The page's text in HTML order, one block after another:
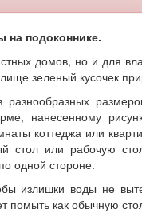
на подоконнике.
домов, но и для
зеленый кусочек
нанесенному
коттеджа или
или рабочую
одной стороне.
излишки воды не
помыть как обычную